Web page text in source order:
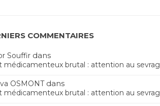
COMMENTAIRES
Souffir dans
médicamenteux brutal : attention au
OSMONTdans
médicamenteux brutal : attention au